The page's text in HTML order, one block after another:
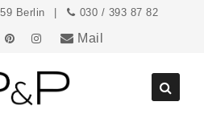
Berlin 030 / 393 87 82
Mail